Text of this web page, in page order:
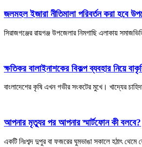
জলমহল ইজারা নীতিমালা পরিবর্তন করা হবে
সিরাজগঞ্জের রায়গঞ্জ উপজেলার নিমগাছি এলাকায়
ক্ষতিকর বালাইনাশকের বিকল্প ব্যবহার নিয়ে
বাংলাদেশের কৃষি এখন গভীর সংকটের মুখে। খাদ্যের
আপনার মৃত্যুর পর আপনার স্মার্টফোন কী বলবে?
একটি নিঃশব্দ দুপুর বা ফজরের ঘুমভাঙা সকালে হঠাৎ